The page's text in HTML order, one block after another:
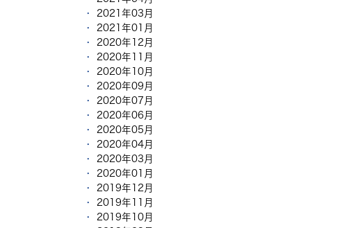
2021年03月
2021年01月
2020年12月
2020年11月
2020年10月
2020年09月
2020年07月
2020年06月
2020年05月
2020年04月
2020年03月
2020年01月
2019年12月
2019年11月
2019年10月